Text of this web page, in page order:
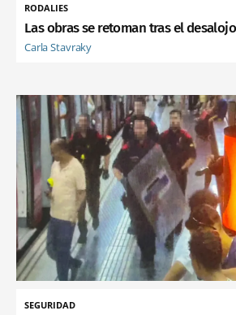
RODALIES
Las obras se retoman tras el
Carla Stavraky
SEGURIDAD